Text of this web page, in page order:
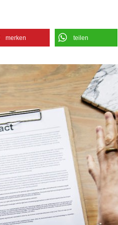
merken teilen